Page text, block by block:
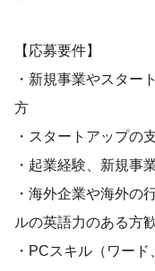
【応募要件】
・新規事業やスター
方
・スタートアップの
・起業経験、新規事
・海外企業や海外の
ルの英語力のある方
・PCスキル（ワー